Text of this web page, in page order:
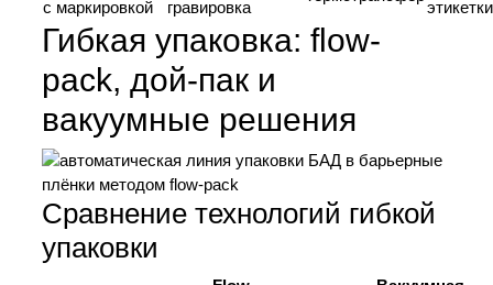
с маркировкой гравировка этикетки
Гибкая упаковка: flow-
pack, дой-пак и
вакуумные решения
Сравнение технологий гибкой
упаковки